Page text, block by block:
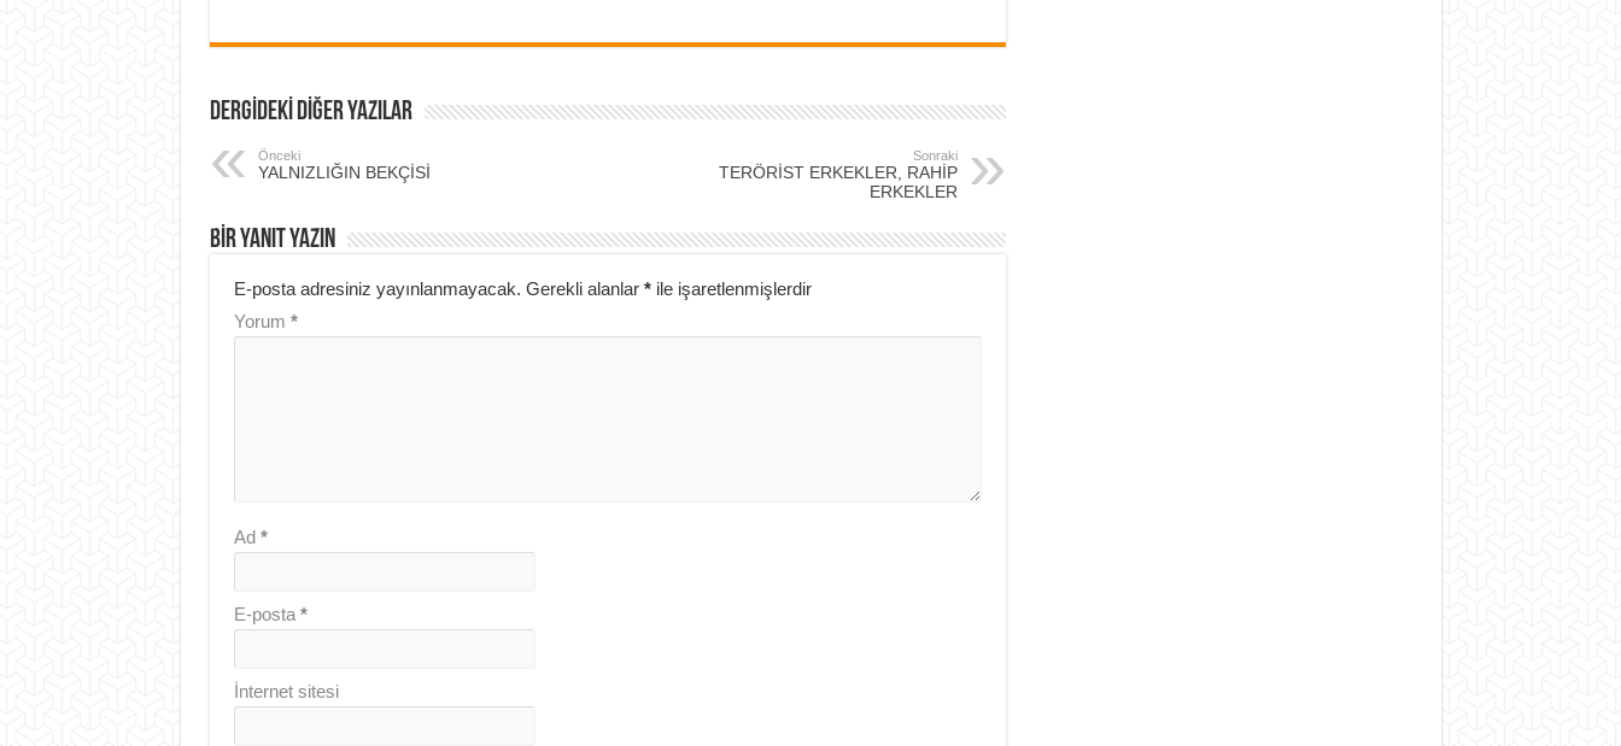
DERGİDEKİ DİĞER YAZILAR
Önceki
YALNIZLIĞIN BEKÇİSİ
Sonraki
TERÖRİST ERKEKLER, RAHİP
ERKEKLER
BIR YANIT YAZIN
E-posta adresiniz yayınlanmayacak. Gerekli alanlar *ile işaretlenmişlerdir
Yorum *
Ad *
E-posta *
İnternet sitesi